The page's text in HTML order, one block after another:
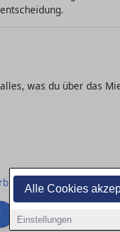
Alle Cookies
Einstellungen
was du über das